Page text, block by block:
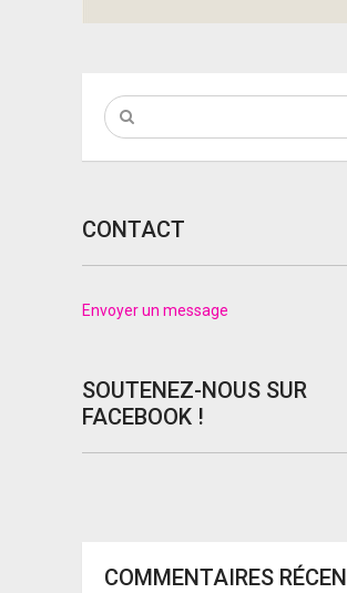
CONTACT
Envoyer un message
SOUTENEZ-NOUS SUR
FACEBOOK !
COMMENTAIRES